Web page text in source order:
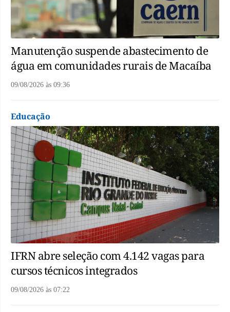
Manutenção suspende abastecimento de
água em comunidades rurais de Macaíba
09/08/2026 às 09:36
Educação
IFRN abre seleção com 4.142 vagas para
cursos técnicos integrados
09/08/2026 às 07:22